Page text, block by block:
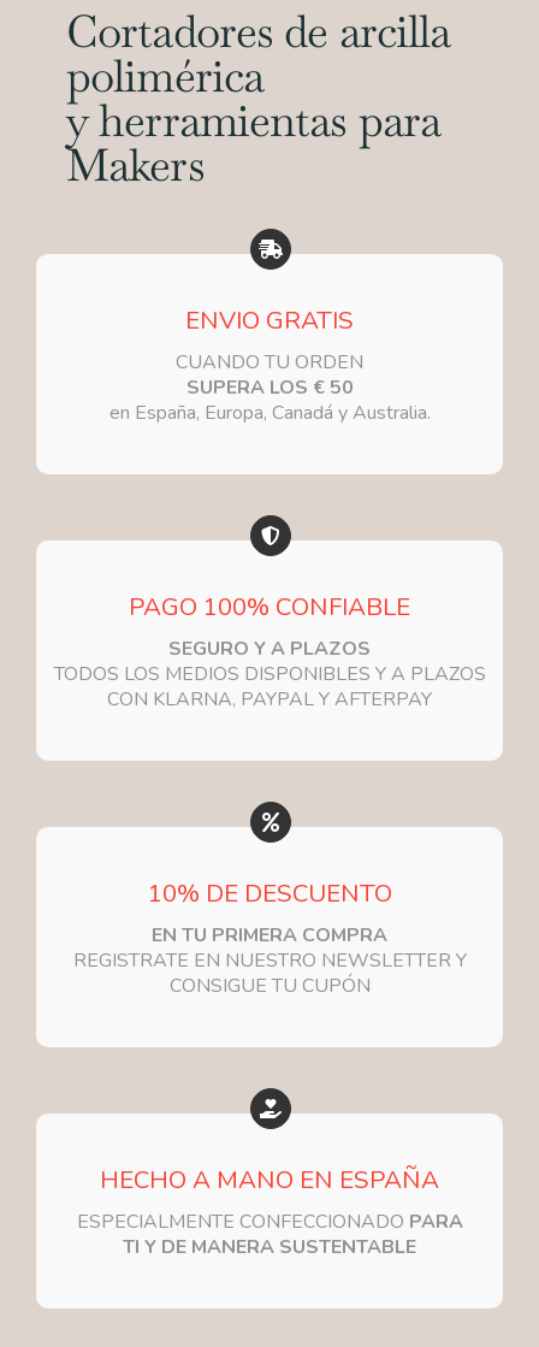
DE JOYERÍA
Cortadores de arcilla
polimérica
y herramientas para
Makers
ENVIO GRATIS
CUANDO TU ORDEN
SUPERA LOS € 50
en España, Europa, Canadá y Australia.
PAGO 100% CONFIABLE
SEGURO Y A PLAZOS
TODOS LOS MEDIOS DISPONIBLES Y A PLAZOS
CON KLARNA, PAYPAL Y AFTERPAY
10% DE DESCUENTO
EN TU PRIMERA COMPRA
REGISTRATE EN NUESTRO NEWSLETTER Y
CONSIGUE TU CUPÓN
HECHO A MANO EN ESPAÑA
ESPECIALMENTE CONFECCIONADO PARA
TI Y DE MANERA SUSTENTABLE